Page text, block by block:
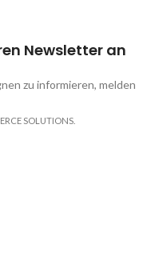
Newsletter an
zu informieren, melden
SOLUTIONS.